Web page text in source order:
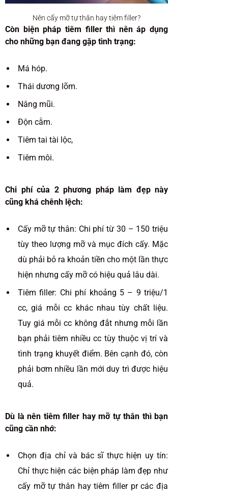
Nên cấy mỡ tự thân hay tiêm filler?
Còn biện pháp tiêm filler thì nên áp dụng
cho những bạn đang gặp tình trạng:
Má hóp.
Thái dương lõm.
Nâng mũi.
Độn cằm.
Tiêm tai tài lộc,
Tiêm môi.
Chi phí của 2 phương pháp làm đẹp này
cũng khá chênh lệch:
Cấy mỡ tự thân: Chi phí từ 30 – 150 triệu
tùy theo lượng mỡ và mục đích cấy. Mặc
dù phải bỏ ra khoản tiền cho một lần thực
hiện nhưng cấy mỡ có hiệu quả lâu dài.
Tiêm filler: Chi phí khoảng 5 – 9 triệu/1
cc, giá mỗi cc khác nhau tùy chất liệu.
Tuy giá mỗi cc không đắt nhưng mỗi lần
bạn phải tiêm nhiều cc tùy thuộc vị trí và
tình trạng khuyết điểm. Bên cạnh đó, còn
phải bơm nhiều lần mới duy trì được hiệu
quả.
Dù là nên tiêm filler hay mỡ tự thân thì bạn
cũng cần nhớ:
Chọn địa chỉ và bác sĩ thực hiện uy tín:
Chỉ thực hiện các biện pháp làm đẹp như
cấy mỡ tự thân hay tiêm filler pr các địa